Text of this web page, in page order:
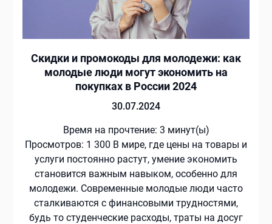
Скидки и промокоды для молодежи: как
молодые люди могут экономить на
покупках в России 2024
30.07.2024
Время на прочтение: 3 минут(ы)
Просмотров: 1 300 В мире, где цены на товары и
услуги постоянно растут, умение экономить
становится важным навыком, особенно для
молодежи. Современные молодые люди часто
сталкиваются с финансовыми трудностями,
будь то студенческие расходы, траты на досуг